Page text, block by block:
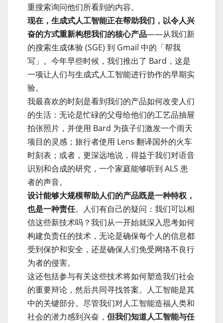
重搜索询问他们所看到的内容。
现在，生成式人工智能正在帮助我们，以令人兴
奋的方式重新构想我们的核心产品——从我们新
的搜索生成体验 (SGE) 到 Gmail 中的「帮我
写」。今年早些时候，我们推出了 Bard，这是
一项让人们与生成式人工智能进行协作的早期实
验。
我最喜欢的时刻是看到我们的产品如何改变人们
的生活：无论是忙碌的父母给他们的工艺品抽屉
拍张照片，并使用 Bard 为孩子们激发一个雨天
项目的灵感；旅行者使用 Lens 翻译国外的火车
时刻表；或者，更深远地说，得益于我们对语音
识别和合成的研究，一个家庭能够听到 ALS 患
者的声音。
设计能够大规模帮助人们的产品既是一种特权，
也是一种责任。人们有自己的疑问：我们可以相
信这些新技术吗？我们从一开始就深入思考如何
构建负责任的技术，无论是确保每个人的信息都
受到保护和安全，还是确保人们免受网络不良行
为者的侵害。
这还包括参与有关这些技术将如何塑造我们社会
的重要辩论，然后共同寻找答案。人工智能是其
中的关键部分。尽管我们对人工智能造福人类和
社会的潜力感到兴奋， 但我们知道人工智能与任